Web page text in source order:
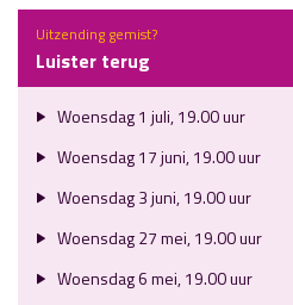
Uitzending gemist?
Luister terug
Woensdag 1 juli, 19.00 uur
Woensdag 17 juni, 19.00 uur
Woensdag 3 juni, 19.00 uur
Woensdag 27 mei, 19.00 uur
Woensdag 6 mei, 19.00 uur